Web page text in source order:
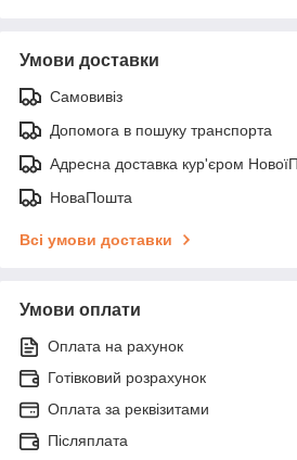
Умови доставки
Самовивіз
Допомога в пошуку транспорта
Адресна доставка кур'єром
НоваПошта
Всі умови доставки
Умови оплати
Оплата на рахунок
Готівковий розрахунок
Оплата за реквізитами
Післяплата